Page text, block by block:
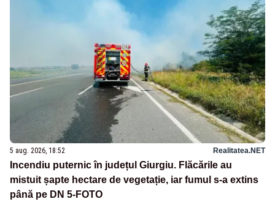
5 aug. 2026, 18:52 Realitatea.NET
Incendiu puternic în județul Giurgiu. Flăcările au
mistuit șapte hectare de vegetație, iar fumul s-a extins
până pe DN 5-FOTO